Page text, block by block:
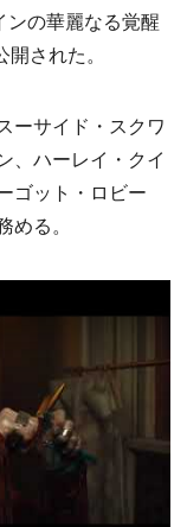
の華麗なる覚醒
された。
ーサイド・スクワ
、ハーレイ・クイ
ゴット・ロビー
る。